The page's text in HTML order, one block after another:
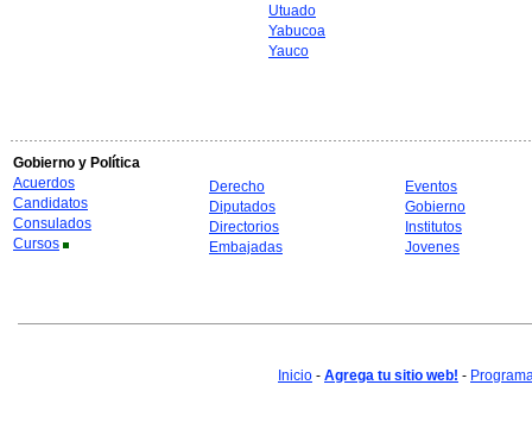
Utuado
Yabucoa
Yauco
Gobierno y Política
Acuerdos
Candidatos
Consulados
Cursos
Derecho
Diputados
Directorios
Embajadas
Eventos
Gobierno
Institutos
Jovenes
Inicio - Agrega tu sitio web! -